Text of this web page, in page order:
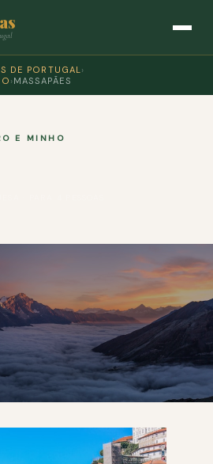
DE PORTUGAL›
› MASSAPÃES
E MINHO